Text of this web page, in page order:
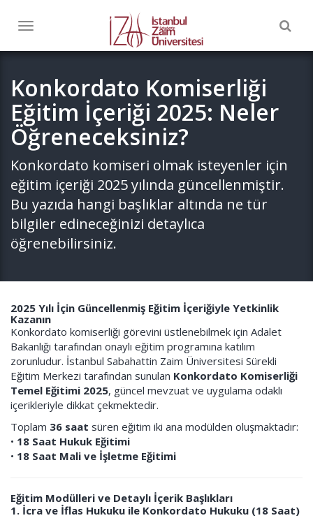
Toggle
Konkordato Komiserliği
Eğitim İçeriği 2025: Neler
Öğreneceksiniz?
Konkordato komiseri olmak isteyenler için
eğitim içeriği 2025 yılında güncellenmiştir.
Bu yazıda hangi başlıklar altında ne tür
bilgiler edineceğinizi detaylıca
öğrenebilirsiniz.
2025 Yılı İçin Güncellenmiş Eğitim İçeriğiyle Yetkinlik
Kazanın
Konkordato komiserliği görevini üstlenebilmek için Adalet
Bakanlığı tarafından onaylı eğitim programına katılım
zorunludur. İstanbul Sabahattin Zaim Üniversitesi Sürekli
Eğitim Merkezi tarafından sunulan Konkordato Komiserliği
Temel Eğitimi 2025, güncel mevzuat ve uygulama odaklı
içerikleriyle dikkat çekmektedir.
Toplam 36 saat süren eğitim iki ana modülden oluşmaktadır:
• 18 Saat Hukuk Eğitimi
• 18 Saat Mali ve İşletme Eğitimi
Eğitim Modülleri ve Detaylı İçerik Başlıkları
1. İcra ve İflas Hukuku ile Konkordato Hukuku (18 Saat)